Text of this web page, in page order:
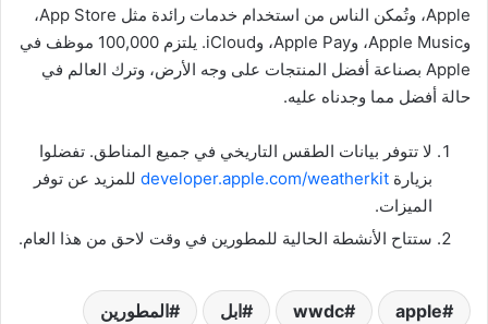
Apple، وتُمكن الناس من استخدام خدمات رائدة مثل App Store،
وApple Music، وApple Pay، وiCloud. يلتزم 100,000 موظف في
Apple بصناعة أفضل المنتجات على وجه الأرض، وترك العالم في
حالة أفضل مما وجدناه عليه.
لا تتوفر بيانات الطقس التاريخي في جميع المناطق. تفضلوا
بزيارة developer.apple.com/weatherkit‏‏‏‏ للمزيد عن توفر
الميزات.
ستتاح الأنشطة الحالية للمطورين في وقت لاحق من هذا العام.
apple
wwdc ابل المطورين